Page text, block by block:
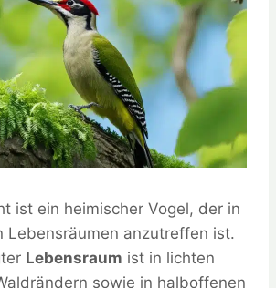
ist ein heimischer Vogel, der in
Lebensräumen anzutreffen ist.
Lebensraum ist in lichten
sowie in halboffenen